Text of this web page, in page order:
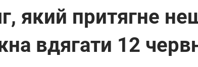
який притягне
вдягати 12